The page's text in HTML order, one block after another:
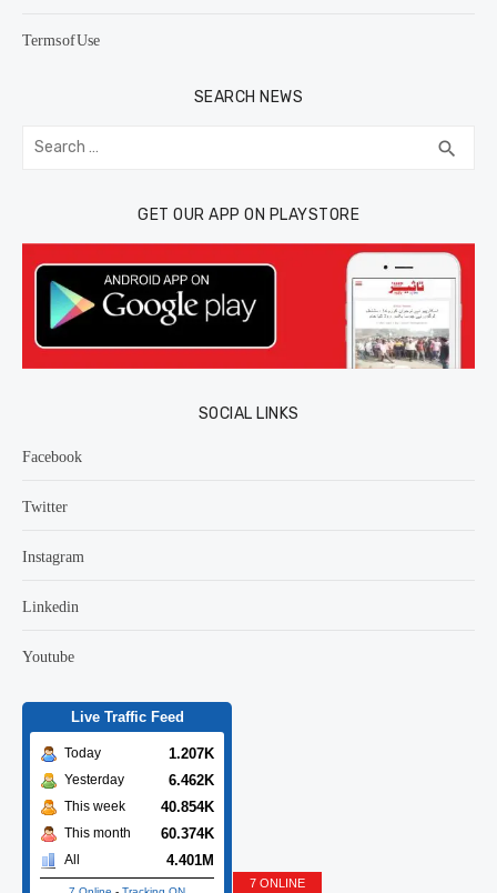
Terms of Use
SEARCH NEWS
Search
for: search
GET OUR APP ON PLAYSTORE
SOCIAL LINKS
Facebook
Twitter
Instagram
Linkedin
Youtube
Live Traffic Feed
Today 1.207K
Yesterday 6.462K
This week 40.854K
This month 60.374K
All 4.401M
7 ONLINE